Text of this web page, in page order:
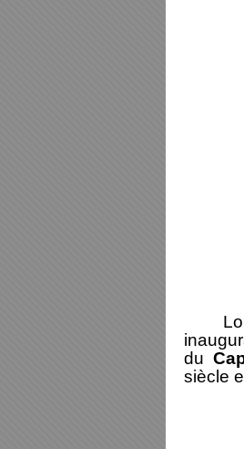
Loris
du
siècle